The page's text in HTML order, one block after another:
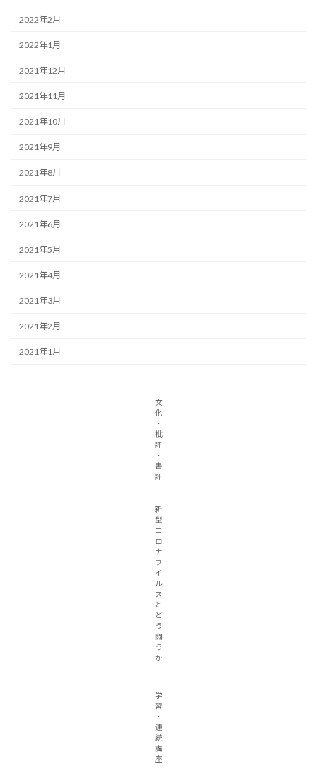
2022年2月
2022年1月
2021年12月
2021年11月
2021年10月
2021年9月
2021年8月
2021年7月
2021年6月
2021年5月
2021年4月
2021年3月
2021年2月
2021年1月
文
化
・
批
評
・
書
評
新
型
コ
ロ
ナ
ウ
イ
ル
ス
と
ど
う
闘
う
か
学
習
・
連
続
講
座